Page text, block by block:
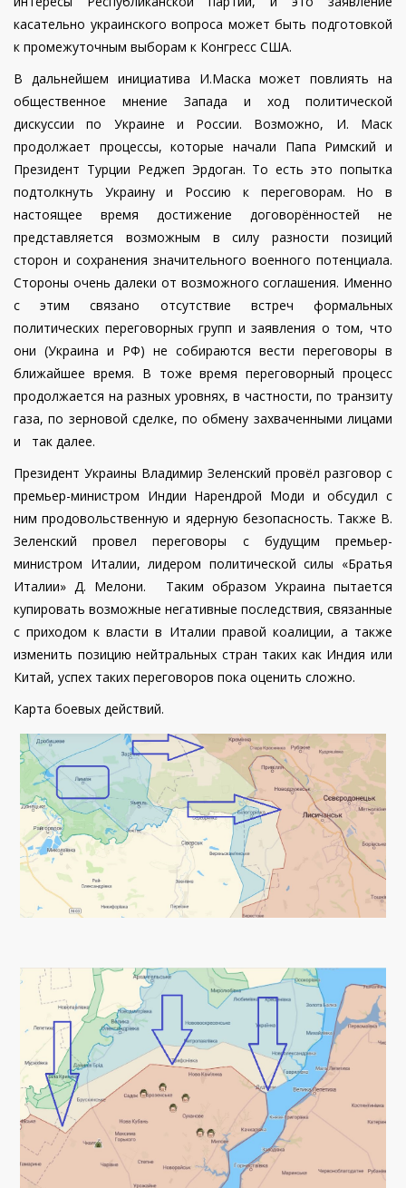
касательно украинского вопроса может быть подготовкой
к промежуточным выборам к Конгресс США.
В дальнейшем инициатива И.Маска может повлиять на
общественное мнение Запада и ход политической
дискуссии по Украине и России. Возможно, И. Маск
продолжает процессы, которые начали Папа Римский и
Президент Турции Реджеп Эрдоган. То есть это попытка
подтолкнуть Украину и Россию к переговорам.
Но в
настоящее время достижение договорённостей не
представляется возможным в силу разности позиций
сторон и сохранения значительного военного потенциала.
Стороны очень далеки от возможного соглашения. Именно
с этим связано отсутствие встреч формальных
политических переговорных групп и заявления о том, что
они (Украина и РФ) не собираются вести переговоры в
ближайшее время. В тоже время переговорный процесс
продолжается на разных уровнях, в частности, по транзиту
газа, по зерновой сделке, по обмену захваченными лицами
и так далее.
Президент Украины Владимир Зеленский провёл разговор с
премьер-министром Индии Нарендрой Моди и обсудил с
ним продовольственную и ядерную безопасность. Также В.
Зеленский провел переговоры с будущим премьер-
министром Италии, лидером политической силы «Братья
Италии» Д. Мелони. Таким образом Украина пытается
купировать возможные негативные последствия, связанные
с приходом к власти в Италии правой коалиции, а также
изменить позицию нейтральных стран таких как Индия или
Китай, успех таких переговоров пока оценить сложно.
Карта боевых действий.